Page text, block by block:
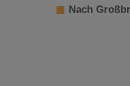
Nach